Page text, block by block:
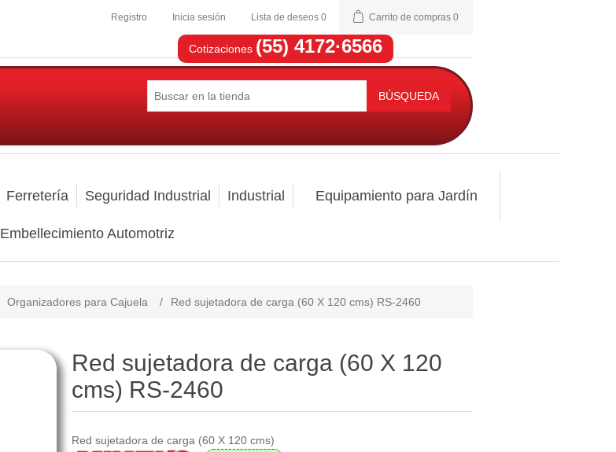
Registro Inicia sesión Lista de deseos 0 Carrito de compras 0
Cotizaciones (55) 4172·6566
BÚSQUEDA
Ferretería Seguridad Industrial Industrial Equipamiento para Jardín
Embellecimiento Automotriz
Organizadores para Cajuela / Red sujetadora de carga (60 X 120 cms) RS-2460
Red sujetadora de carga (60 X 120
cms) RS-2460
Red sujetadora de carga (60 X 120 cms)